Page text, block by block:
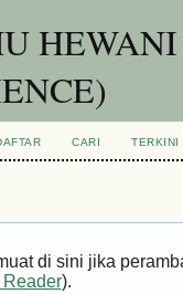
CARI TERKINI
di sini jika
).